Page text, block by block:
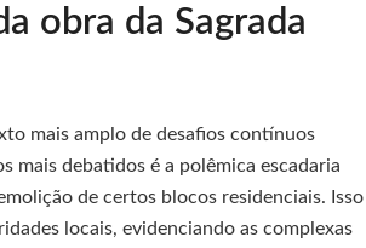
obra da Sagrada
mais amplo de desafios contínuos
mais debatidos é a polêmica escadaria
de certos blocos residenciais. Isso
locais, evidenciando as complexas